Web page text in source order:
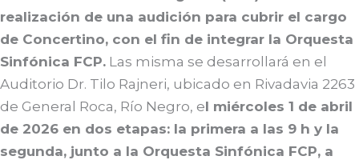
realización de una audición para cubrir el cargo
de Concertino, con el fin de integrar la Orquesta
Sinfónica FCP. Las misma se desarrollará en el
Auditorio Dr. Tilo Rajneri, ubicado en Rivadavia 2263
de General Roca, Río Negro, el miércoles 1 de abril
de 2026 en dos etapas: la primera a las 9 h y la
segunda, junto a la Orquesta Sinfónica FCP, a